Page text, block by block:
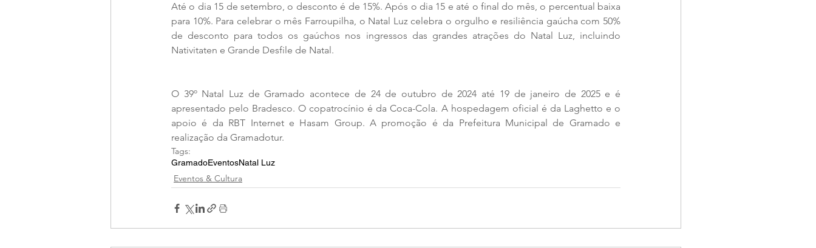
Até o dia 15 de setembro, o desconto é de 15%. Após o dia 15 e até o final do mês, o percentual baixa
para 10%. Para celebrar o mês Farroupilha, o Natal Luz celebra o orgulho e resiliência gaúcha com 50%
de desconto para todos os gaúchos nos ingressos das grandes atrações do Natal Luz, incluindo
Nativitaten e Grande Desfile de Natal.
O 39º Natal Luz de Gramado acontece de 24 de outubro de 2024 até 19 de janeiro de 2025 e é
apresentado pelo Bradesco. O copatrocínio é da Coca-Cola. A hospedagem oficial é da Laghetto e o
apoio é da RBT Internet e Hasam Group. A promoção é da Prefeitura Municipal de Gramado e
realização da Gramadotur.
Tags:
GramadoEventosNatal Luz
Eventos & Cultura